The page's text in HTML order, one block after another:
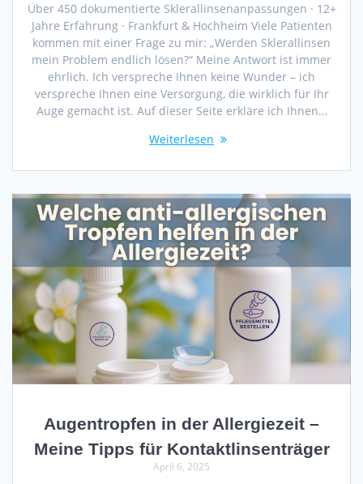
Über 450 dokumentierte Sklerallinsenanpassungen · 12+
Jahre Erfahrung · Frankfurt & Hochheim Viele Patienten
kommen mit einer Frage zu mir: „Werden Sklerallinsen
mein Problem endlich lösen?“ Meine Antwort ist immer
ehrlich. Ich verspreche Ihnen keine Wunder – ich
verspreche Ihnen eine Versorgung, die wirklich für Ihr
Auge gemacht ist. Auf dieser Seite erkläre ich Ihnen…
Weiterlesen
Augentropfen in der Allergiezeit –
Meine Tipps für Kontaktlinsenträger
April 6, 2025